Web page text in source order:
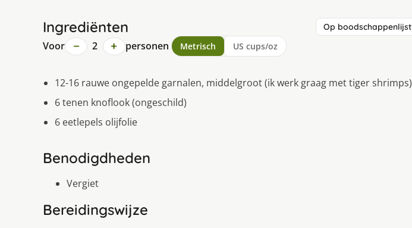
Ingrediënten Op boodschappenlijst
Voor − 2 + personen Metrisch US cups/oz
12-16 rauwe ongepelde garnalen, middelgroot (ik werk graag met tiger shrimps)
6 tenen knoflook (ongeschild)
6 eetlepels olijfolie
Benodigdheden
Vergiet
Bereidingswijze